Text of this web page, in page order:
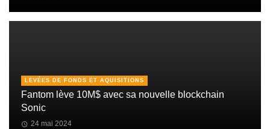
LEVÉES DE FONDS ET AQUISITIONS
Fantom lève 10M$ avec sa nouvelle blockchain
Sonic
24 mai 2024